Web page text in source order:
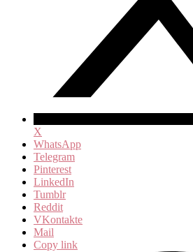
X
WhatsApp
Telegram
Pinterest
LinkedIn
Tumblr
Reddit
VKontakte
Mail
Copy link